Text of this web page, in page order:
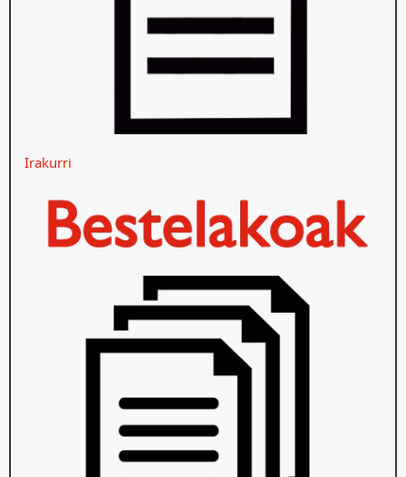
Irakurri